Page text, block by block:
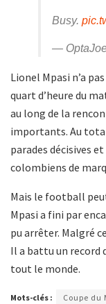
Busy.
—
Lionel Mpasi n’a
quart d’heure du
au long de la
importants. Au
parades décisives
colombiens de
Mais le football
Mpasi a fini par
pu arrêter. Malgré
Il a battu un record
tout le monde.
Mots-clés : Coupe du